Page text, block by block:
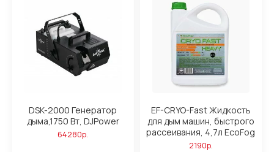
DSK-2000 Генератор
дыма,1750 Вт, DJPower
64280р.
EF-CRYO-Fast Жидкость
для дым машин, быстрого
рассеивания, 4,7л EcoFog
2190р.